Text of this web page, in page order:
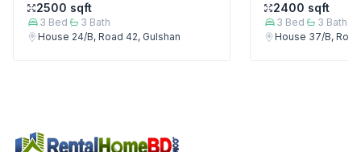
2500 sqft
3 Bed 3 Bath
House 24/B, Road 42, Gulshan
2400 sqft
3 Bed 3 Bath
House 37/B,